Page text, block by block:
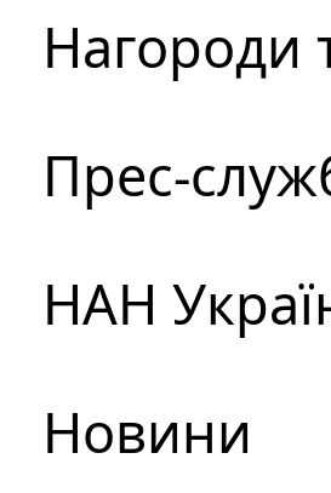
Нагороди
Прес-
НАН
Новини